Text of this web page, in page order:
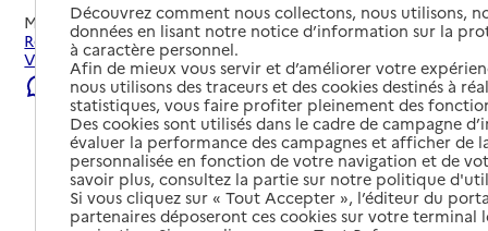
Mis à jour le23/07/2026
Rechercher les établissements et services autour de
Veurey-Voroize.
Signaler une erreur
Découvrez comment nous collectons, nous utilisons,
données en lisant notre notice d’information sur la
à caractère personnel.
Afin de mieux vous servir et d’améliorer votre
nous utilisons des traceurs et des cookies destinés à
statistiques, vous faire profiter pleinement des
Des cookies sont utilisés dans le cadre de campagne
évaluer la performance des campagnes et afficher de
personnalisée en fonction de votre navigation et de
savoir plus, consultez la partie sur notre politique
Si vous cliquez sur « Tout Accepter », l’éditeur du
partenaires déposeront ces cookies sur votre terminal